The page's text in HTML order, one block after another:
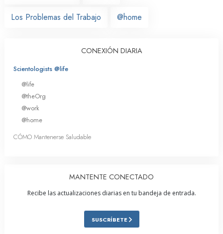
Los Problemas del Trabajo @home
CONEXIÓN DIARIA
Scientologists @life
@life
@theOrg
@work
@home
CÓMO Mantenerse Saludable
MANTENTE CONECTADO
Recibe las actualizaciones diarias en tu bandeja de entrada.
SUSCRÍBETE